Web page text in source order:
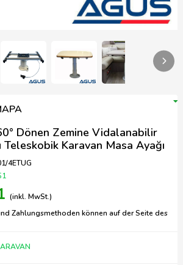
Dönen Zemine Vidalanabilir
Teleskobik Karavan Masa Ayağı
4ETUG
(inkl. MwSt.)
Zahlungsmethoden können auf der Seite des